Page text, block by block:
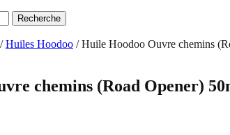
/Huiles Hoodoo / Huile Hoodoo Ouvre chemins
chemins (Road Opener)